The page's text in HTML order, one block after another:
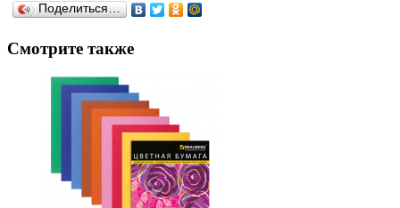
Поделиться…
Смотрите также